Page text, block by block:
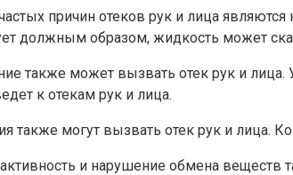
причин отеков рук и лица
должным образом, жидкость может
также может вызвать отек рук и
к отекам рук и лица.
также могут вызвать отек рук и лица.
и нарушение обмена